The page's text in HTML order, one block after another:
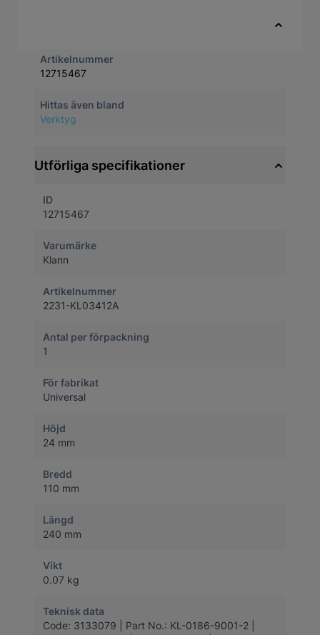
Artikelnummer
12715467
Hittas även bland
Verktyg
Utförliga specifikationer
ID
12715467
Varumärke
Klann
Artikelnummer
2231-KL03412A
Antal per förpackning
1
För fabrikat
Universal
Höjd
24 mm
Bredd
110 mm
Längd
240 mm
Vikt
0.07 kg
Teknisk data
Code: 3133079 | Part No.: KL-0186-9001-2 |